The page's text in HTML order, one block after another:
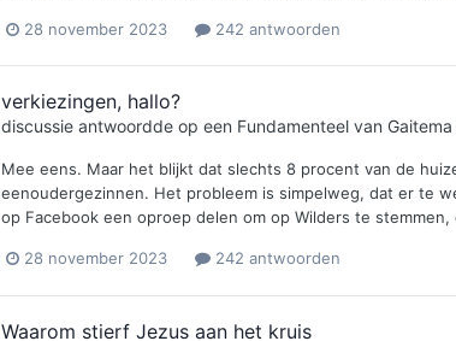
28 november 2023 242 antwoorden
verkiezingen, hallo?
discussie antwoordde op een Fundamenteel van Gaitema
Mee eens. Maar het blijkt dat slechts 8 procent van de
eenoudergezinnen. Het probleem is simpelweg, dat er te
op Facebook een oproep delen om op Wilders te
28 november 2023 242 antwoorden
Waarom stierf Jezus aan het kruis